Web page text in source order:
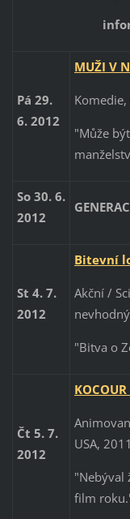
Pá 29.
6. 2012
MUŽI V
"Může
So 30. 6.
2012
St 4. 7.
2012
Bitevní
Akční /
"Bitva o
Čt 5. 7.
2012
USA,
"Nebýval
film